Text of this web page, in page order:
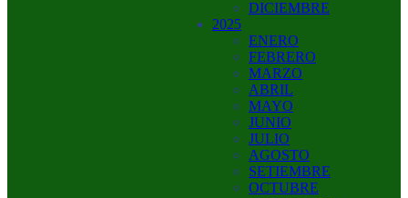
DICIEMBRE
2025
ENERO
FEBRERO
MARZO
ABRIL
MAYO
JUNIO
JULIO
AGOSTO
SETIEMBRE
OCTUBRE